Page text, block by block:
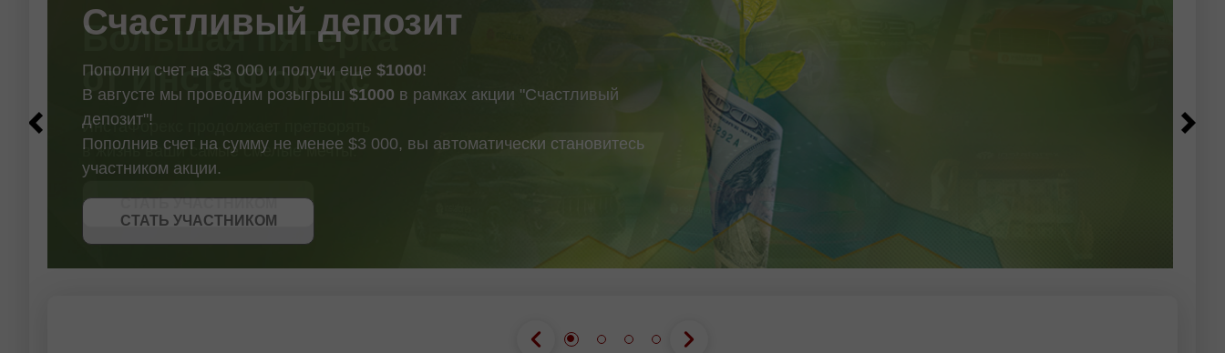
СТАТЬ УЧАСТНИКОМ
Счастливый депозит
Пополни счет на $3 000 и получи еще $1000!
В августе мы проводим розыгрыш $1000 в рамках акции "Счастливый
депозит"!
Пополнив счет на сумму не менее $3 000, вы автоматически становитесь
участником акции.
СТАТЬ УЧАСТНИКОМ